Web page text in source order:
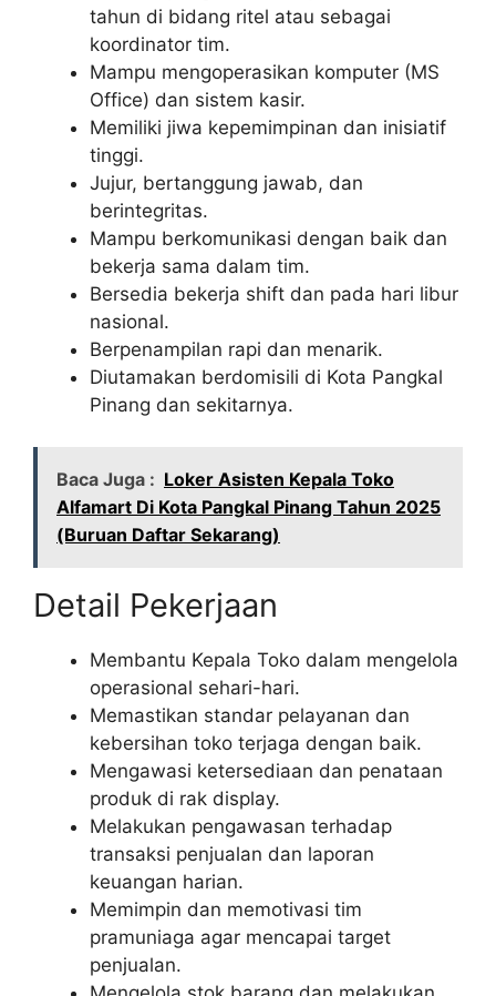
tahun di bidang ritel atau sebagai
koordinator tim.
Mampu mengoperasikan komputer (MS
Office) dan sistem kasir.
Memiliki jiwa kepemimpinan dan inisiatif
tinggi.
Jujur, bertanggung jawab, dan
berintegritas.
Mampu berkomunikasi dengan baik dan
bekerja sama dalam tim.
Bersedia bekerja shift dan pada hari libur
nasional.
Berpenampilan rapi dan menarik.
Diutamakan berdomisili di Kota Pangkal
Pinang dan sekitarnya.
Baca Juga : Loker Asisten Kepala Toko
Alfamart Di Kota Pangkal Pinang Tahun 2025
(Buruan Daftar Sekarang)
Detail Pekerjaan
Membantu Kepala Toko dalam mengelola
operasional sehari-hari.
Memastikan standar pelayanan dan
kebersihan toko terjaga dengan baik.
Mengawasi ketersediaan dan penataan
produk di rak display.
Melakukan pengawasan terhadap
transaksi penjualan dan laporan
keuangan harian.
Memimpin dan memotivasi tim
pramuniaga agar mencapai target
penjualan.